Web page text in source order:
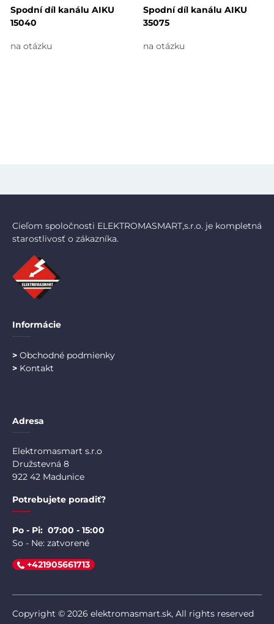
Spodní díl kanálu AIKU
15040
na otázku
Spodní díl kanálu AIKU
35075
na otázku
Cieľom spoločnosti ELEKTROMASMART,s.r.o. je kompletná
starostlivosť o zákazníka.
Informácie
> Obchodné podmienky
> Kontakt
Adresa
Elektromasmart s.r.o
Družstevná 8
922 42 Madunice
Potrebujete poradiť?
Po - Pi: 07:00 - 15:00
So - Ne: zatvorené
+421905661713
Copyright © 2026 elektromasmart.sk, All rights reserved